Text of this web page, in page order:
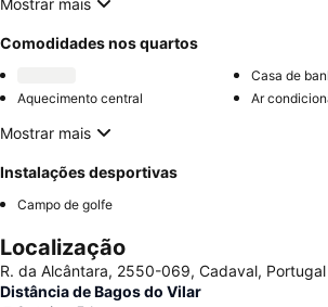
Mostrar mais
Comodidades nos quartos
Casa de
Aquecimento central
Ar
Mostrar mais
Instalações desportivas
Campo de golfe
Localização
R. da Alcântara, 2550-069, Cadaval, Portugal
Distância de Bagos do Vilar